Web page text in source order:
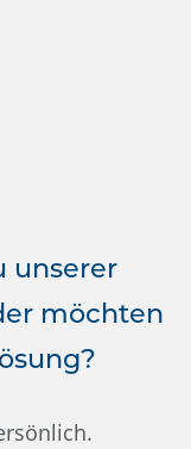
unserer
möchten